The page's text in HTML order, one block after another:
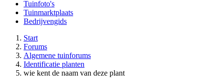
Tuinfoto's
Tuinmarktplaats
Bedrijvengids
Start
Forums
Algemene tuinforums
Identificatie planten
wie kent de naam van deze plant